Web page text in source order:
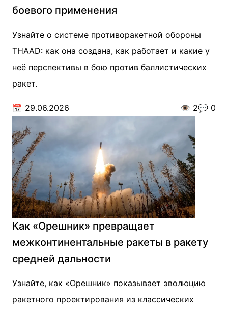
боевого применения
Узнайте о системе противоракетной обороны
THAAD: как она создана, как работает и какие у
неё перспективы в бою против баллистических
ракет.
📅 29.06.2026 👁️ 2💬 0
Как «Орешник» превращает
межконтинентальные ракеты в ракету
средней дальности
Узнайте, как «Орешник» показывает эволюцию
ракетного проектирования из классических